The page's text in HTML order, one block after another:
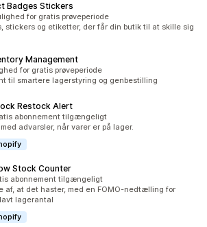
Badges Stickers
i alt for gratis prøveperiode
stickers og etiketter, der får din butik til at skille sig
Management
i alt for gratis prøveperiode
til smartere lagerstyring og genbestilling
Restock Alert
i altabonnement tilgængeligt
advarsler, når varer er på lager.
Stock Counter
i altabonnement tilgængeligt
af, at det haster, med en FOMO-nedtælling for
lagerantal